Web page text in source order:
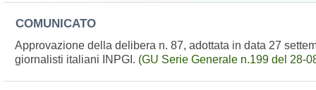
COMUNICATO
Approvazione della delibera n. 87, adottata in data 27
giornalisti italiani INPGI. (GU Serie Generale n.199 del 28-